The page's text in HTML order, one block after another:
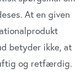
At en given
betyder ikke, at
og retfærdig.